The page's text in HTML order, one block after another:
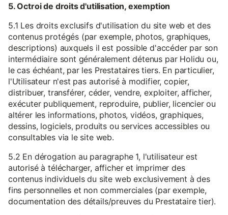
5. Octroi de droits d'utilisation, exemption
5.1 Les droits exclusifs d'utilisation du site web et des
contenus protégés (par exemple, photos, graphiques,
descriptions) auxquels il est possible d'accéder par son
intermédiaire sont généralement détenus par Holidu ou,
le cas échéant, par les Prestataires tiers. En particulier,
l'Utilisateur n'est pas autorisé à modifier, copier,
distribuer, transférer, céder, vendre, exploiter, afficher,
exécuter publiquement, reproduire, publier, licencier ou
altérer les informations, photos, vidéos, graphiques,
dessins, logiciels, produits ou services accessibles ou
consultables via le site web.
5.2 En dérogation au paragraphe 1, l'utilisateur est
autorisé à télécharger, afficher et imprimer des
contenus individuels du site web exclusivement à des
fins personnelles et non commerciales (par exemple,
documentation des détails/preuves du Prestataire tier).